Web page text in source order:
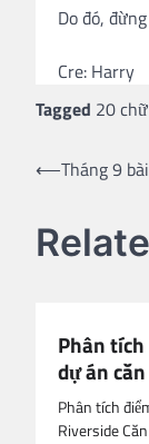
Do đó,
Cre: Harry
Tagged 20
Post
⟵Tháng 9
Phân
dự án
Phân tích
Riverside